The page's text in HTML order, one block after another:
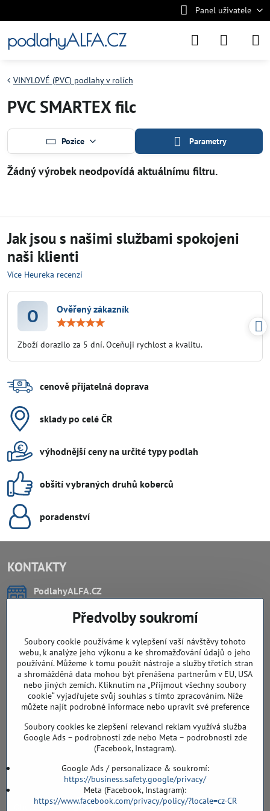
Panel uživatele
podlahyALFA.CZ
VINYLOVÉ (PVC) podlahy v rolích
PVC SMARTEX filc
Pozice Parametry
Jak jsou s našimi službami spokojeni
naši klienti
Více Heureka recenzí
O Ověřený zákazník
5
Zboží dorazilo za 5 dní. Oceňuji rychlost a kvalitu.
cenově přijatelná doprava
sklady po celé ČR
výhodnější ceny na určité typy podlah
obšití vybraných druhů koberců
poradenství
KONTAKTY
PodlahyALFA​.CZ
Záříčí, ev.č. 54
768 11 Chropyně
DIČ: CZ8103114129
Sklad, vzorkovna PO TELEFONICKÉ DOMLUVĚ
Záříčí ev. č. 54
768 11 Chropyně
608 855 055
podlahyALFA​@seznam​.cz
Předvolby soukromí
Soubory cookie používáme k vylepšení vaší návštěvy tohoto
webu, k analýze jeho výkonu a ke shromažďování údajů o jeho
používání. Můžeme k tomu použít nástroje a služby třetích stran
a shromážděná data mohou být přenášena partnerům v EU, USA
nebo jiných zemích. Kliknutím na „Přijmout všechny soubory
cookie“ vyjadřujete svůj souhlas s tímto zpracováním. Níže
můžete najít podrobné informace nebo upravit své preference
Soubory cookies ke zlepšení relevanci reklam využívá služba
Google Ads – podrobnosti zde nebo Meta – podrobnosti zde
(Facebook, Instagram).
Google Ads / personalizace & soukromí:
https://business.safety.google/privacy/
Meta (Facebook, Instagram):
https://www.facebook.com/privacy/policy/?locale=cz-CR